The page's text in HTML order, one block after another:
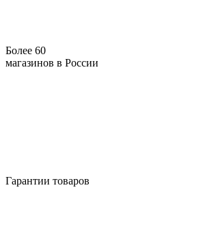
Более 60
магазинов в России
Гарантии товаров